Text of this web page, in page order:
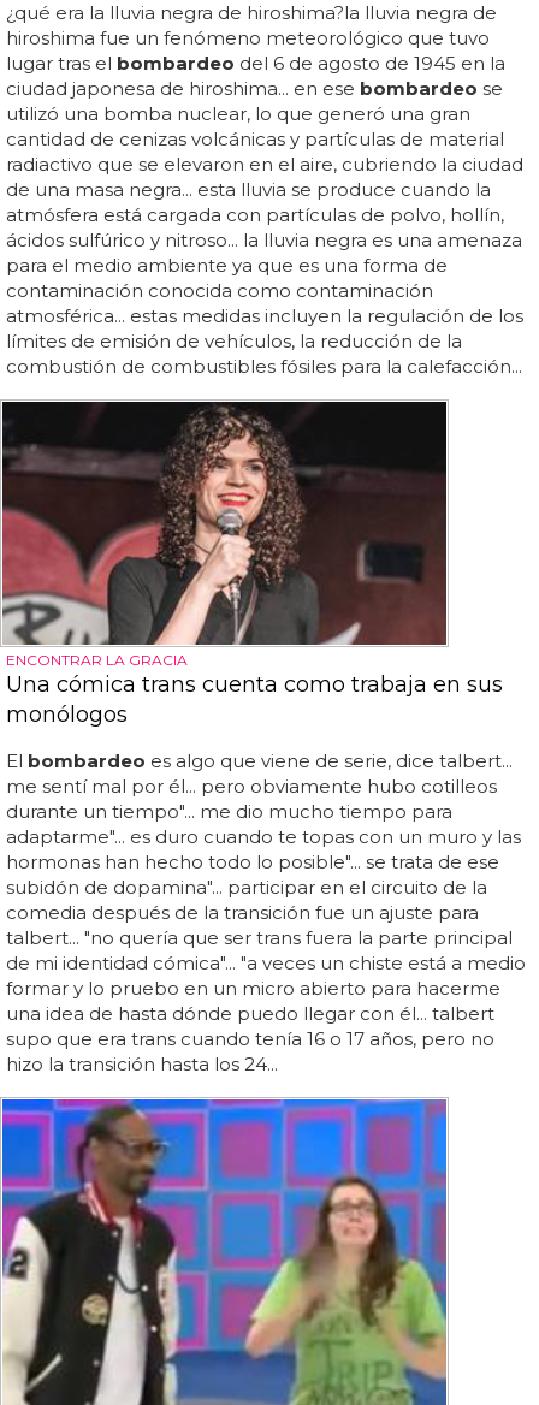
¿qué era la lluvia negra de hiroshima?la lluvia negra de
hiroshima fue un fenómeno meteorológico que tuvo
lugar tras el bombardeo del 6 de agosto de 1945 en la
ciudad japonesa de hiroshima... en ese bombardeo se
utilizó una bomba nuclear, lo que generó una gran
cantidad de cenizas volcánicas y partículas de material
radiactivo que se elevaron en el aire, cubriendo la ciudad
de una masa negra... esta lluvia se produce cuando la
atmósfera está cargada con partículas de polvo, hollín,
ácidos sulfúrico y nitroso... la lluvia negra es una amenaza
para el medio ambiente ya que es una forma de
contaminación conocida como contaminación
atmosférica... estas medidas incluyen la regulación de los
límites de emisión de vehículos, la reducción de la
combustión de combustibles fósiles para la calefacción...
ENCONTRAR LA GRACIA
Una cómica trans cuenta como trabaja en sus
monólogos
El bombardeo es algo que viene de serie, dice talbert...
me sentí mal por él... pero obviamente hubo cotilleos
durante un tiempo"... me dio mucho tiempo para
adaptarme"... es duro cuando te topas con un muro y las
hormonas han hecho todo lo posible"... se trata de ese
subidón de dopamina"... participar en el circuito de la
comedia después de la transición fue un ajuste para
talbert... "no quería que ser trans fuera la parte principal
de mi identidad cómica"... "a veces un chiste está a medio
formar y lo pruebo en un micro abierto para hacerme
una idea de hasta dónde puedo llegar con él... talbert
supo que era trans cuando tenía 16 o 17 años, pero no
hizo la transición hasta los 24...